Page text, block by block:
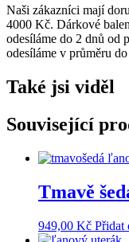
Naši zákazníci mají
4000 Kč. Dárkové
odesíláme do 2 dnů od
odesíláme v průměru
Také jsi viděl
Související
Tmavě
949,00 Kč Přidat